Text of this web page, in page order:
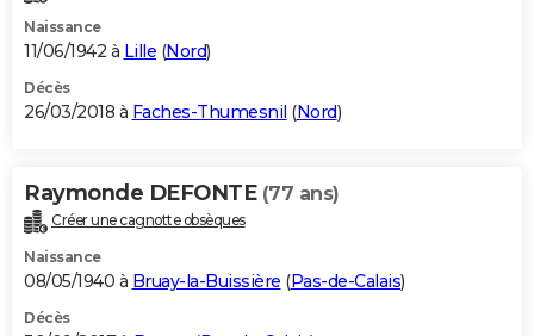
Naissance
11/06/1942 à Lille (Nord)
Décès
26/03/2018 à Faches-Thumesnil (Nord)
Raymonde DEFONTE (77 ans)
Créer une cagnotte obsèques
Naissance
08/05/1940 à Bruay-la-Buissière (Pas-de-Calais)
Décès